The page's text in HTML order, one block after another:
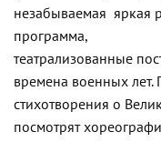
незабываемая яркая
программа,
театрализованные
времена военных лет.
стихотворения о
посмотрят